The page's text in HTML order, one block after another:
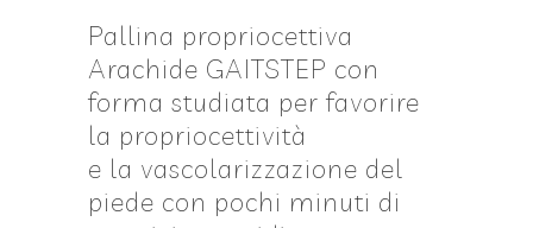
Pallina propriocettiva
Arachide GAITSTEP con
forma studiata per favorire
la propriocettività
e la vascolarizzazione del
piede con pochi minuti di